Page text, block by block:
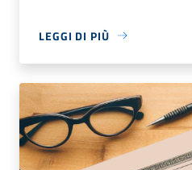
LEGGI DI PIÙ